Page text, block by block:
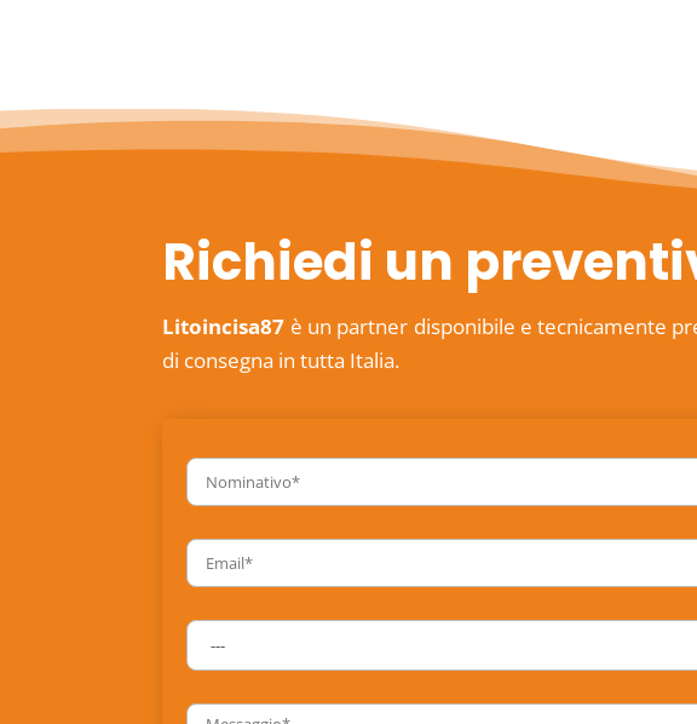
Richiedi un
Litoincisa87 è un partner disponibile e tecnicamente
di consegna in tutta Italia.